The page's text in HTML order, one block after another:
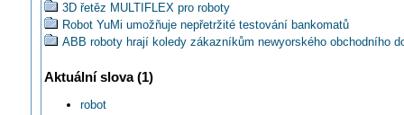
3D řetěz MULTIFLEX pro roboty
Robot YuMi umožňuje nepřetržité testování bankomatů
ABB roboty hrají koledy zákazníkům newyorského obchodního
Svorky pro přívody energií ke kobotům
ABB dodá Volkswagenu 800 průmyslových robotů
Aktuální slova (1)
robot